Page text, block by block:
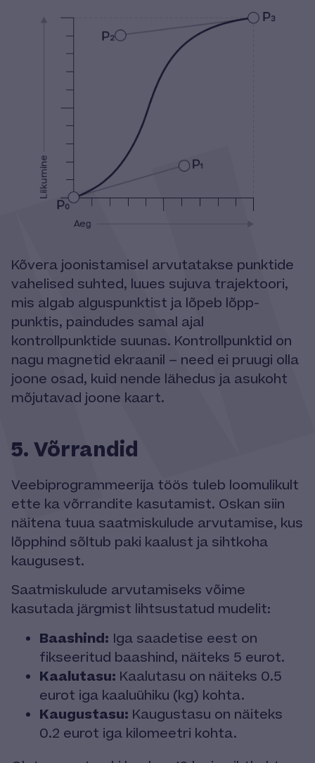
Kõvera joonistamisel arvutatakse punktide
vahelised suhted, luues sujuva trajektoori,
mis algab alguspunktist ja lõpeb lõpp-
punktis, paindudes samal ajal
kontrollpunktide suunas. Kontrollpunktid on
nagu magnetid ekraanil – need ei pruugi olla
joone osad, kuid nende lähedus ja asukoht
mõjutavad joone kaart.
5. Võrrandid
Veebiprogrammeerija töös tuleb loomulikult
ette ka võrrandite kasutamist. Oskan siin
näitena tuua saatmiskulude arvutamise, kus
lõpphind sõltub paki kaalust ja sihtkoha
kaugusest.
Saatmiskulude arvutamiseks võime
kasutada järgmist lihtsustatud mudelit:
Baashind: Iga saadetise eest on
fikseeritud baashind, näiteks 5 eurot.
Kaalutasu: Kaalutasu on näiteks 0.5
eurot iga kaaluühiku (kg) kohta.
Kaugustasu: Kaugustasu on näiteks
0.2 eurot iga kilomeetri kohta.